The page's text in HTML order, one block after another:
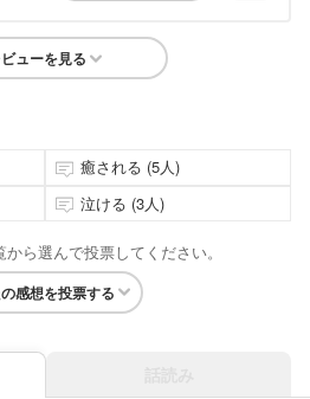
ューを見る
癒される (5人)
泣ける (3人)
ら選んで投票してください。
感想を投票する